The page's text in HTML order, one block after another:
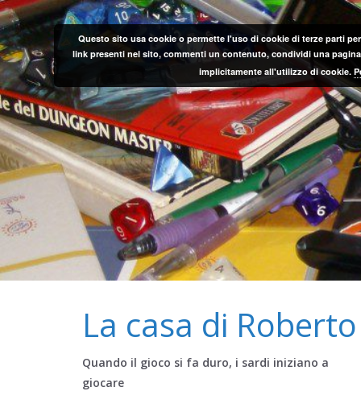
Salta
al
contenuto
La casa di Roberto
Quando il gioco si fa duro, i sardi iniziano a
giocare
Questo sito usa cookie o permette l'uso di cookie di terze parti
link presenti nel sito, commenti un contenuto, condividi una
implicitamente all'utilizzo di cookie.